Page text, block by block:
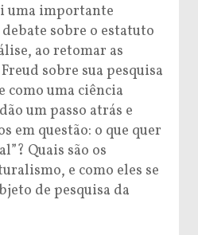
uma importante
sobre o estatuto
ao retomar as
sobre sua pesquisa
como uma ciência
um passo atrás e
em questão: o que quer
Quais são os
e como eles se
de pesquisa da